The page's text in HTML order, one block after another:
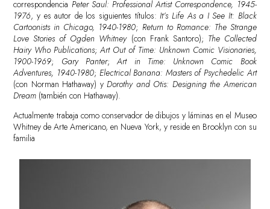
correspondencia Peter Saul: Professional Artist Correspondence, 1945-
1976, y es autor de los siguientes títulos:It’s Life As a I See It: Black
Cartoonists in Chicago, 1940-1980; Return to Romance: The Strange
Love Stories of Ogden Whitney(con Frank Santoro); The Collected
Hairy Who Publications;Art Out of Time: Unknown Comic Visionaries,
1900-1969; Gary Panter;Art in Time: Unknown Comic Book
Adventures, 1940-1980; Electrical Banana: Masters of Psychedelic Art
(con Norman Hathaway) yDorothy and Otis: Designing the American
Dream (también con Hathaway).
Actualmente trabaja como conservador de dibujos y láminas en el Museo
Whitney de Arte Americano, en Nueva York, y reside en Brooklyn con su
familia